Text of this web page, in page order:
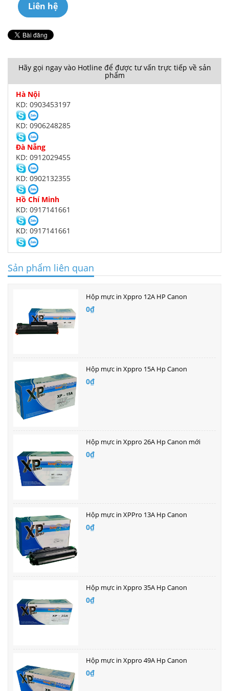
Liên hệ
Hãy gọi ngay vào Hotline để được tư vấn trực tiếp về sản
phẩm
Hà Nội
KD: 0903453197
KD: 0906248285
Đà Nẵng
KD: 0912029455
KD: 0902132355
Hồ Chí Minh
KD: 0917141661
KD: 0917141661
Sản phẩm liên quan
Hộp mực in Xppro 12A HP Canon
0₫
Hộp mực in Xppro 15A Hp Canon
0₫
Hộp mực in Xppro 26A Hp Canon mới
0₫
Hộp mực in XPPro 13A Hp Canon
0₫
Hộp mực in Xppro 35A Hp Canon
0₫
Hộp mực in Xppro 49A Hp Canon
0₫